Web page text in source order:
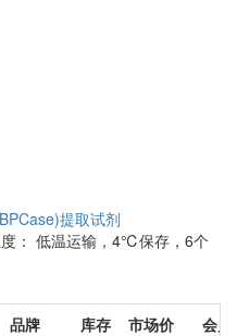
提取试剂
： 低温运输，4℃保存，6个
品牌 库存 市场价
会员